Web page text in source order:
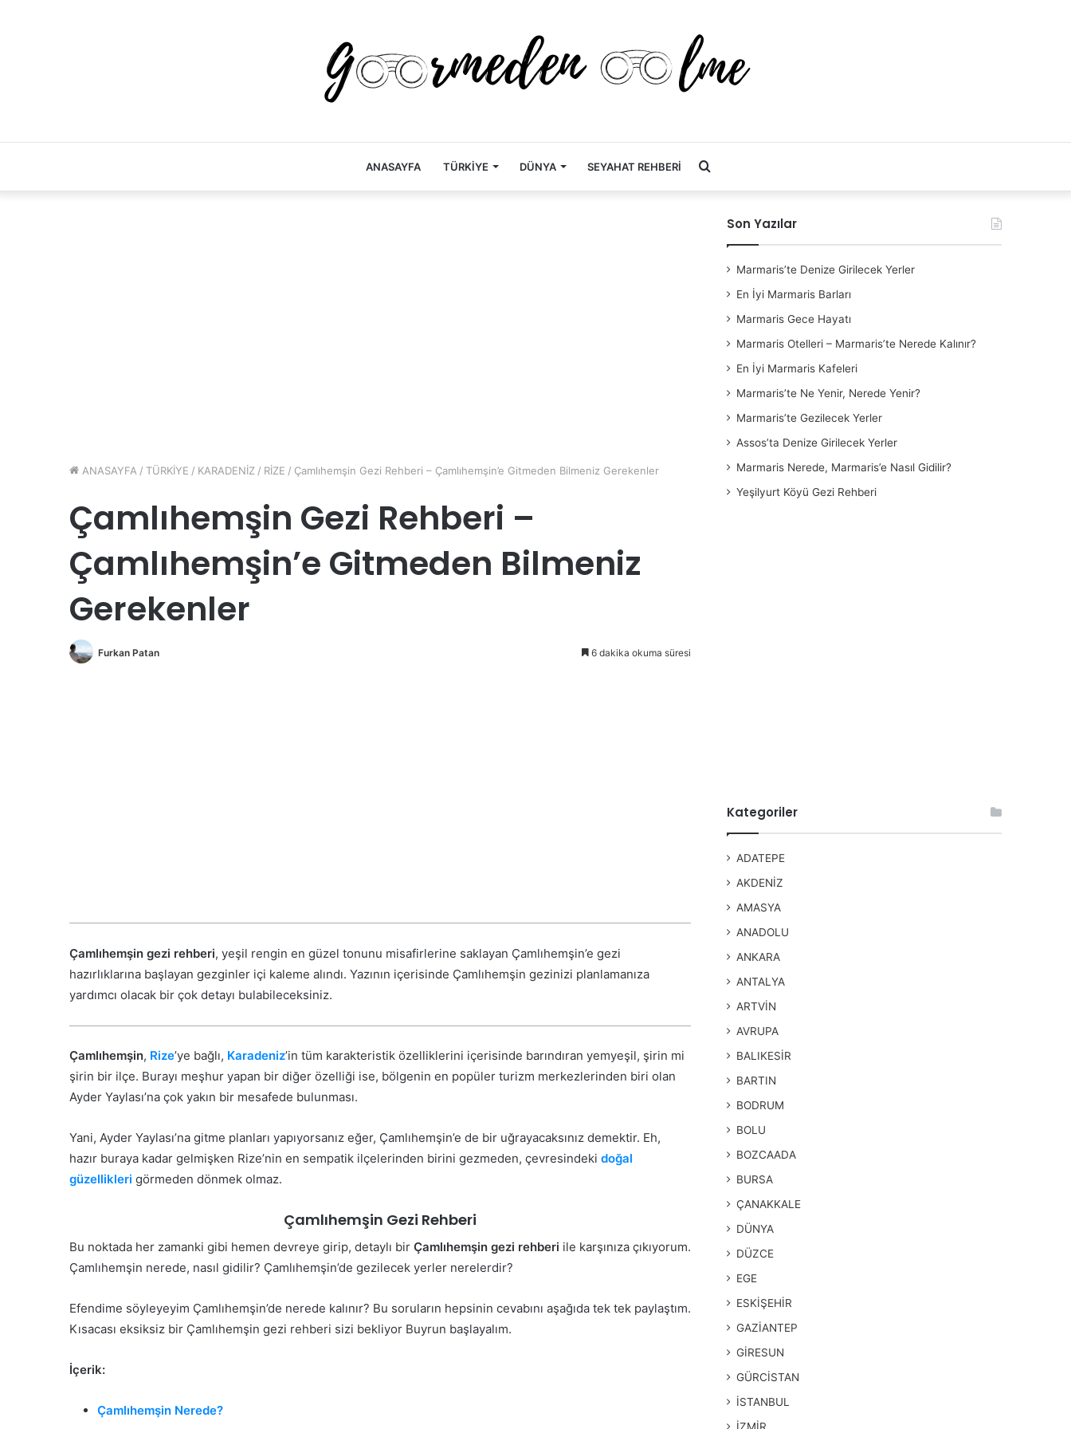
ANASAYFA TÜRKİYE DÜNYA SEYAHAT REHBERİ Arama
ANASAYFA / TÜRKİYE / KARADENİZ / RİZE / Çamlıhemşin Gezi Rehberi – Çamlıhemşin’e Gitmeden Bilmeniz Gerekenler
Çamlıhemşin Gezi Rehberi –
Çamlıhemşin’e Gitmeden Bilmeniz
Gerekenler
Furkan Patan 6 dakika okuma süresi
Çamlıhemşin gezi rehberi, yeşil rengin en güzel tonunu misafirlerine saklayan Çamlıhemşin’e gezi
hazırlıklarına başlayan gezginler içi kaleme alındı. Yazının içerisinde Çamlıhemşin gezinizi planlamanıza
yardımcı olacak bir çok detayı bulabileceksiniz.
Çamlıhemşin, Rize’ye bağlı, Karadeniz’in tüm karakteristik özelliklerini içerisinde barındıran yemyeşil, şirin mi
şirin bir ilçe. Burayı meşhur yapan bir diğer özelliği ise, bölgenin en popüler turizm merkezlerinden biri olan
Ayder Yaylası’na çok yakın bir mesafede bulunması.
Yani, Ayder Yaylası’na gitme planları yapıyorsanız eğer, Çamlıhemşin’e de bir uğrayacaksınız demektir. Eh,
hazır buraya kadar gelmişken Rize’nin en sempatik ilçelerinden birini gezmeden, çevresindeki doğal
güzellikleri görmeden dönmek olmaz.
Çamlıhemşin Gezi Rehberi
Bu noktada her zamanki gibi hemen devreye girip, detaylı bir Çamlıhemşin gezi rehberi ile karşınıza çıkıyorum.
Çamlıhemşin nerede, nasıl gidilir? Çamlıhemşin’de gezilecek yerler nerelerdir?
Efendime söyleyeyim Çamlıhemşin’de nerede kalınır? Bu soruların hepsinin cevabını aşağıda tek tek paylaştım.
Kısacası eksiksiz bir Çamlıhemşin gezi rehberi sizi bekliyor Buyrun başlayalım.
İçerik:
Çamlıhemşin Nerede?
Son Yazılar
Marmaris’te Denize Girilecek Yerler
En İyi Marmaris Barları
Marmaris Gece Hayatı
Marmaris Otelleri – Marmaris’te Nerede Kalınır?
En İyi Marmaris Kafeleri
Marmaris’te Ne Yenir, Nerede Yenir?
Marmaris’te Gezilecek Yerler
Assos’ta Denize Girilecek Yerler
Marmaris Nerede, Marmaris’e Nasıl Gidilir?
Yeşilyurt Köyü Gezi Rehberi
Kategoriler
ADATEPE
AKDENİZ
AMASYA
ANADOLU
ANKARA
ANTALYA
ARTVİN
AVRUPA
BALIKESİR
BARTIN
BODRUM
BOLU
BOZCAADA
BURSA
ÇANAKKALE
DÜNYA
DÜZCE
EGE
ESKİŞEHİR
GAZİANTEP
GİRESUN
GÜRCİSTAN
İSTANBUL